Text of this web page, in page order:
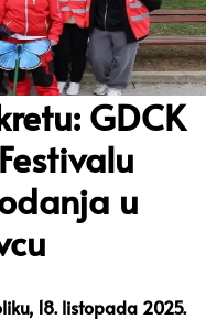
GDCK
u
18. listopada 2025.